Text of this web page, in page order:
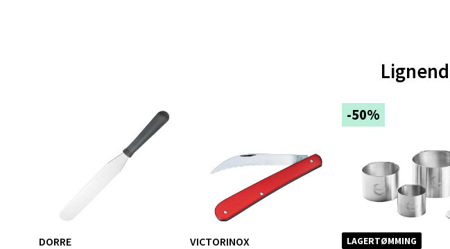
DORRE VICTORINOX
-50%
LAGERTØMMING
Folke Bernadottes vei 52, 5147
Åpent i dag 10-21